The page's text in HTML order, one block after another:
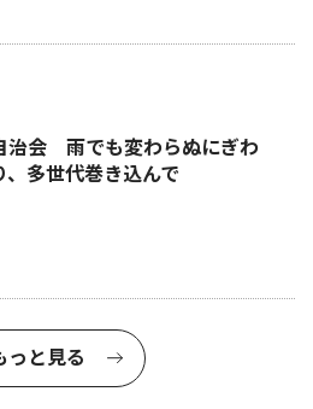
治会 雨でも変わらぬにぎわ
多世代巻き込んで
っと見る